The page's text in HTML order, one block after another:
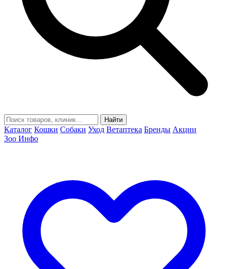
Найти
Каталог Кошки Собаки Уход Ветаптека Бренды Акции
Зоо Инфо